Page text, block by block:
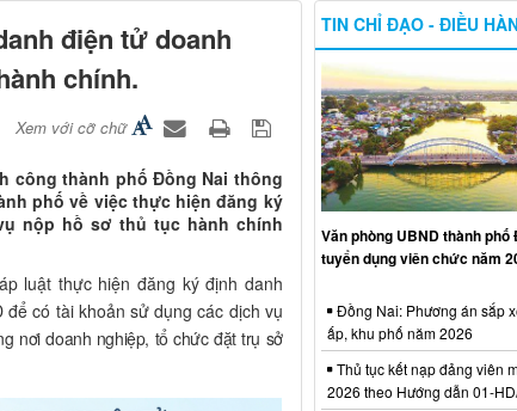
điện tử doanh
chính.
Xem với cỡ chữ
công thành phố Đồng Nai thông
phố về việc thực hiện đăng ký
nộp hồ sơ thủ tục hành chính
luật thực hiện đăng ký định danh
có tài khoản sử dụng các dịch vụ
nơi doanh nghiệp, tổ chức đặt trụ sở
TIN CHỈ ĐẠO - ĐIỀU
Văn phòng UBND thành phố
tuyển dụng viên chức năm
Đồng Nai: Phương án sắp
ấp, khu phố năm 2026
Thủ tục kết nạp đảng viên
2026 theo Hướng dẫn 01-